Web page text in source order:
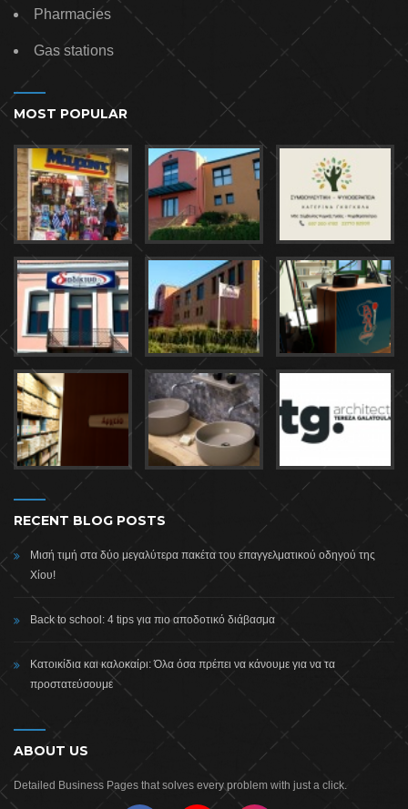
Pharmacies
Gas stations
MOST POPULAR
RECENT BLOG POSTS
Μισή τιμή στα δύο μεγαλύτερα πακέτα του επαγγελματικού οδηγού της
Χίου!
Back to school: 4 tips για πιο αποδοτικό διάβασμα
Κατοικίδια και καλοκαίρι: Όλα όσα πρέπει να κάνουμε για να τα
προστατεύσουμε
ABOUT US
Detailed Business Pages that solves every problem with just a click.